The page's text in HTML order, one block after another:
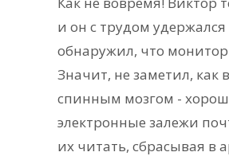
и он с трудом
обнаружил, что
Значит, не заметил, как
спинным мозгом -
электронные залежи
их читать, сбрасывая в